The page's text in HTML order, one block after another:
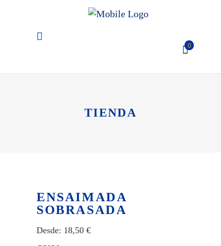
0
El carro de la compra está
TIENDA
ENSAIMADA
SOBRASADA
Desde: 18,50 €